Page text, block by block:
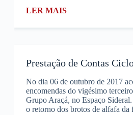
LER MAIS
Prestação de Contas
No dia 06 de outubro de 2017
encomendas do vigésimo
Grupo Araçá, no Espaço
o retorno dos brotos de alfafa da